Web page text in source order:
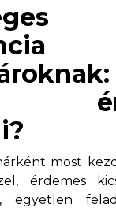
most
érdemes
egyetlen